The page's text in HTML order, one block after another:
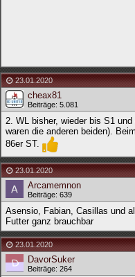
23.01.2020
cheax81
Beiträge: 5.081
2. WL bisher, wieder bis S1
waren die anderen beiden).
86er ST.
23.01.2020
Arcamemnon
Beiträge: 639
Asensio, Fabian, Casillas und
Futter ganz brauchbar
23.01.2020
DavorSuker
Beiträge: 264